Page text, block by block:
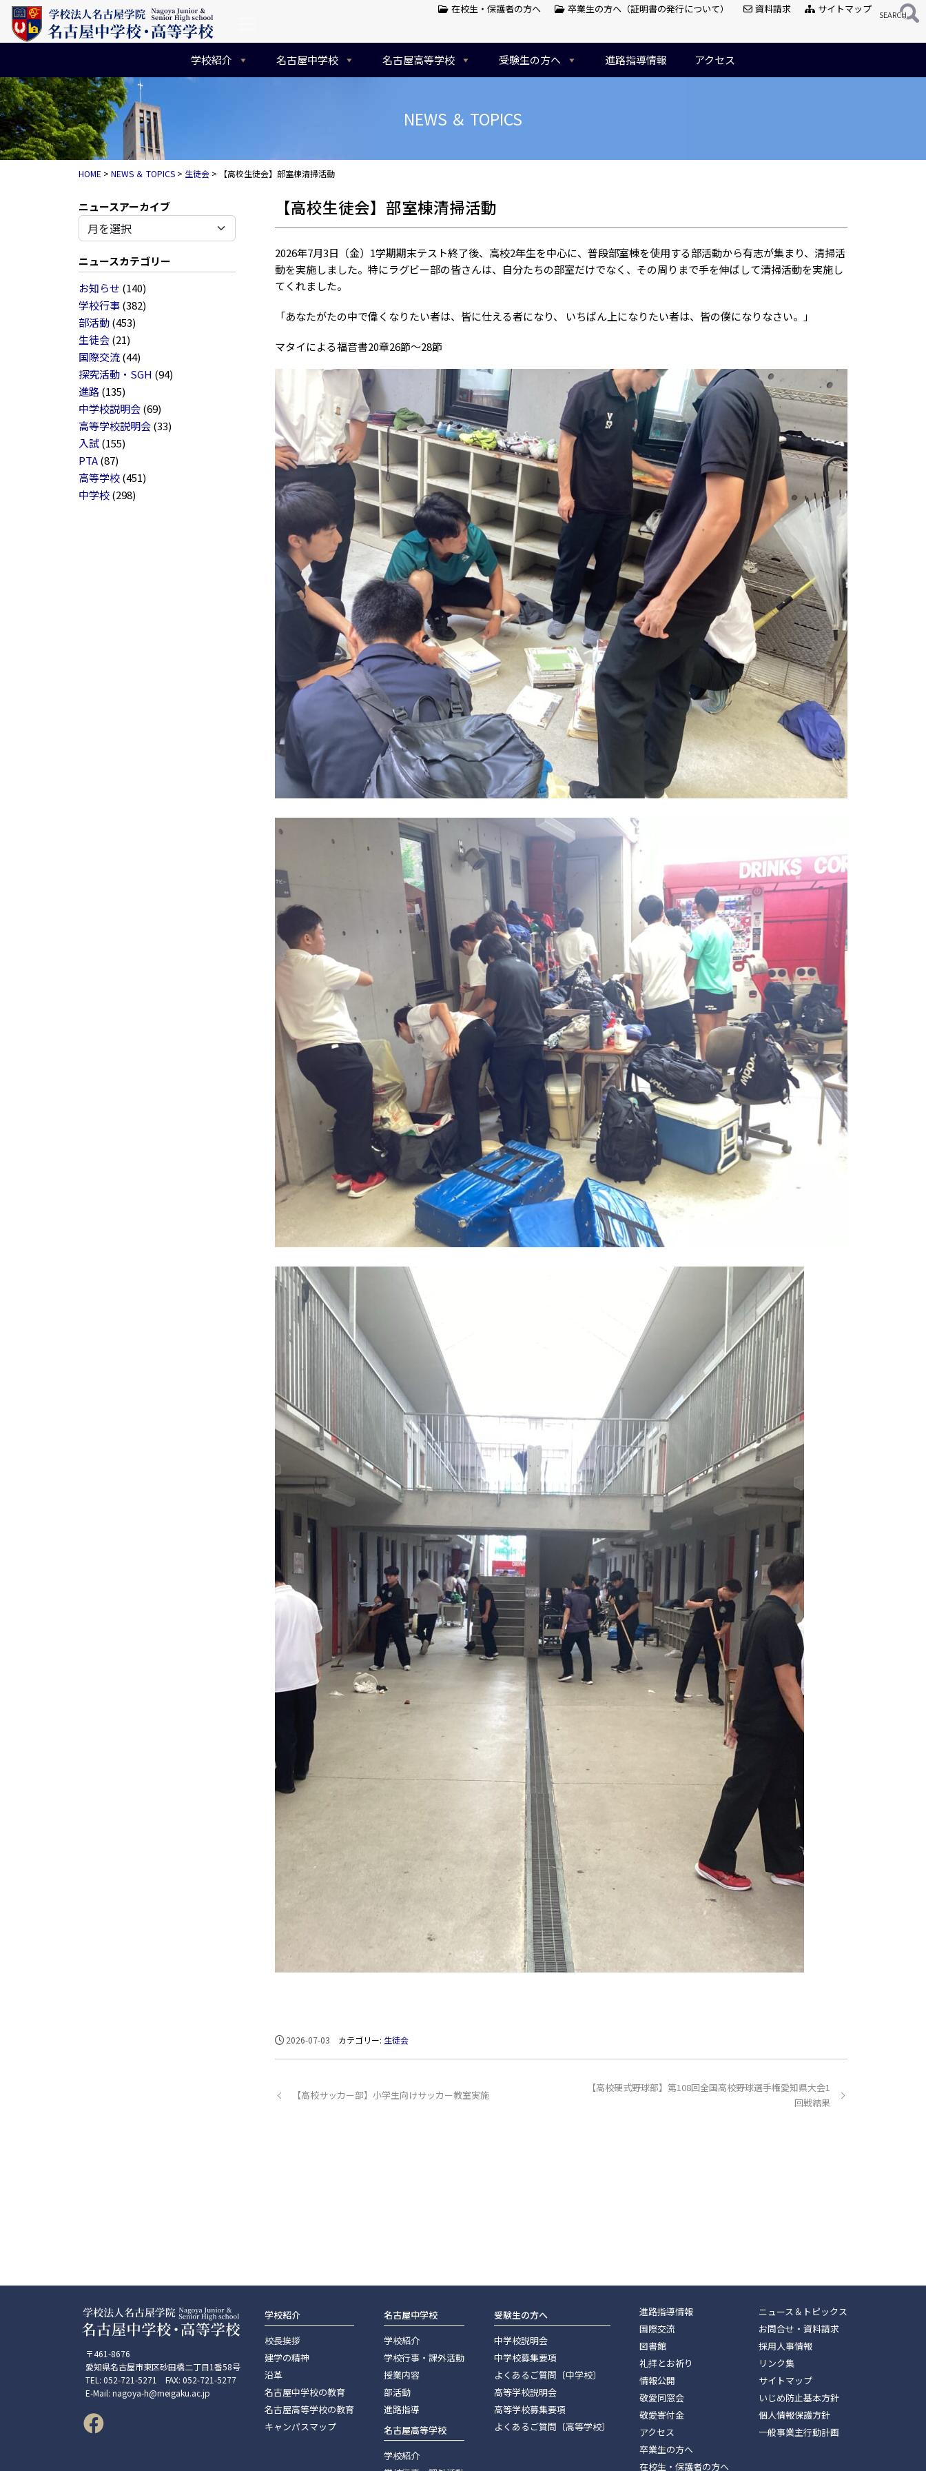
コンテンツへスキップ
メインナビゲーション
学校紹介 名古屋中学校 名古屋高等学校 受験生の方へ 進路指導情報 アクセス
在校生・保護者の方へ 卒業生の方へ（証明書の発行について） 資料請求 サイトマップ
NEWS ＆ TOPICS
HOME > NEWS ＆ TOPICS > 生徒会 > 【高校生徒会】部室棟清掃活動
アーカイブ
ニュースカテゴリー
お知らせ (140)
学校行事(382)
部活動(453)
生徒会(21)
国際交流(44)
探究活動・SGH (94)
進路(135)
中学校説明会(69)
高等学校説明会(33)
入試(155)
PTA(87)
高等学校(451)
中学校(298)
【高校生徒会】部室棟清掃活動
2026年7月3日（金）1学期期末テスト終了後、高校2年生を中心に、普段部室棟を使用する部活動から有志が集まり、清掃活
動を実施しました。特にラグビー部の皆さんは、自分たちの部室だけでなく、その周りまで手を伸ばして清掃活動を実施し
てくれました。
「あなたがたの中で偉くなりたい者は、皆に仕える者になり、 いちばん上になりたい者は、皆の僕になりなさい。」
マタイによる福音書20章26節～28節
2026-07-03 カテゴリー: 生徒会
【高校サッカー部】小学生向けサッカー教室実施
【高校硬式野球部】第108回全国高校野球選手権愛知県大会1
回戦結果
〒461-8676
愛知県名古屋市東区砂田橋二丁目1番58号
TEL: 052-721-5271 FAX: 052-721-5277
E-Mail: nagoya-h@meigaku.ac.jp
学校紹介
校長挨拶
建学の精神
沿革
名古屋中学校の教育
名古屋高等学校の教育
キャンパスマップ
名古屋中学校
学校紹介
学校行事・課外活動
授業内容
部活動
進路指導
名古屋高等学校
学校紹介
受験生の方へ
中学校説明会
中学校募集要項
よくあるご質問〔中学校〕
高等学校説明会
高等学校募集要項
よくあるご質問〔高等学校〕
進路指導情報
国際交流
図書館
礼拝とお祈り
情報公開
敬愛同窓会
敬愛寄付金
アクセス
卒業生の方へ
在校生・保護者の方へ
ニュース＆トピックス
お問合せ・資料請求
採用人事情報
リンク集
サイトマップ
いじめ防止基本方針
個人情報保護方針
一般事業主行動計画